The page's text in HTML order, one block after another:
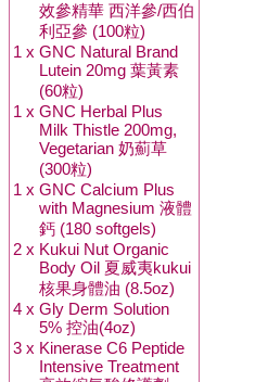
效參精華 西洋參/西伯
利亞參 (100粒)
1 x GNC Natural Brand
Lutein 20mg 葉黃素
(60粒)
1 x GNC Herbal Plus
Milk Thistle 200mg,
Vegetarian 奶薊草
(300粒)
1 x GNC Calcium Plus
with Magnesium 液體
鈣 (180 softgels)
2 x Kukui Nut Organic
Body Oil 夏威夷kukui
核果身體油 (8.5oz)
4 x Gly Derm Solution
5% 控油(4oz)
3 x Kinerase C6 Peptide
Intensive Treatment